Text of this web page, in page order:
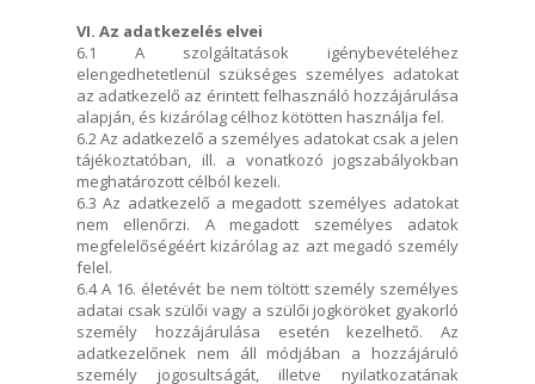
VI. Az adatkezelés elvei
6.1 A szolgáltatások igénybevételéhez
elengedhetetlenül szükséges személyes adatokat
az adatkezelő az érintett felhasználó hozzájárulása
alapján, és kizárólag célhoz kötötten használja fel.
6.2 Az adatkezelő a személyes adatokat csak a jelen
tájékoztatóban, ill. a vonatkozó jogszabályokban
meghatározott célból kezeli.
6.3 Az adatkezelő a megadott személyes adatokat
nem ellenőrzi. A megadott személyes adatok
megfelelőségéért kizárólag az azt megadó személy
felel.
6.4 A 16. életévét be nem töltött személy személyes
adatai csak szülői vagy a szülői jogköröket gyakorló
személy hozzájárulása esetén kezelhető. Az
adatkezelőnek nem áll módjában a hozzájáruló
személy jogosultságát, illetve nyilatkozatának